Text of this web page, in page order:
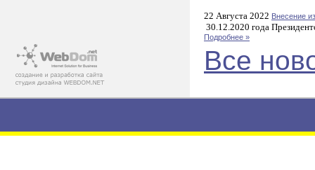
22 Августа 2022 Внесение
30.12.2020 года
Подробнее »
Все